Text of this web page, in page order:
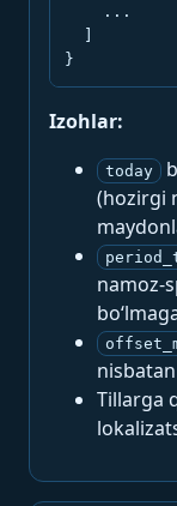
    ...
}
Izohlar:
today
(hozirgi
namoz-
Tillarga